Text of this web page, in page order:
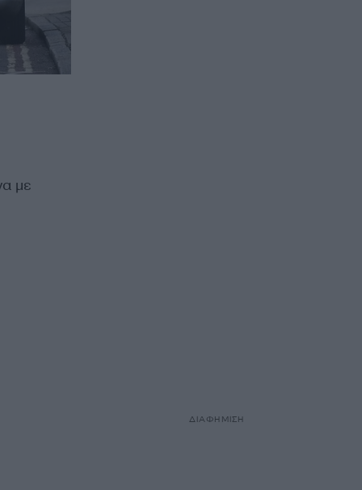
με
ΔΙΑΦΗΜΙΣΗ